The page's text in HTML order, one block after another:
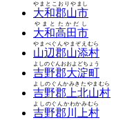
大和郡山市
やまとこおりやまし
大和高田市
やまとたかだし
山辺郡山添村
やまべぐんやまぞえむら
吉野郡大淀町
よしのぐんおおよどちょう
吉野郡上北山村
よしのぐんかみきたやまむら
吉野郡川上村
よしのぐんかわかみむら